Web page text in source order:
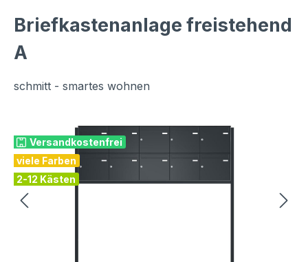
Briefkastenanlage freistehend
A
schmitt - smartes wohnen
Versandkostenfrei
viele Farben
2-12 Kästen